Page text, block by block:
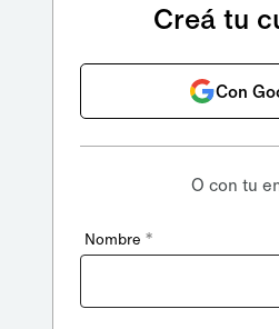
Creá tu
Con
O con tu
Nombre *